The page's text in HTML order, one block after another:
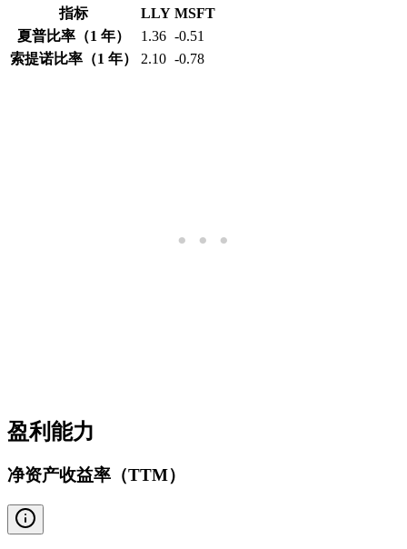
指标
LLY MSFT
夏普比率（1 年）
1.36 -0.51
索提诺比率（1 年）
2.10 -0.78
盈利能力
净资产收益率（TTM）